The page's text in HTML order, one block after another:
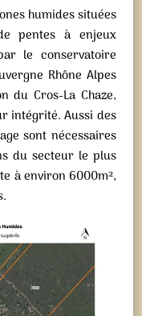
humides situées
pentes à enjeux
le conservatoire
Rhône Alpes
du Cros-La Chaze,
intégrité. Aussi des
sont nécessaires
du secteur le plus
à environ 6000m²,